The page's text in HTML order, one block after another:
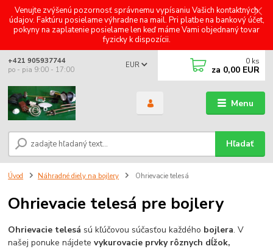
Venujte zvýšenú pozornosť správnemu vypísaniu Vašich kontaktných
údajov. Faktúru posielame výhradne na mail. Pri platbe na bankový účet,
pokyny na zaplatenie posielame len keď máme Vami objednaný tovar
fyzicky k dispozícii.
Menu
EUR
Hľadať
+421 905937744
po - pia 9:00 - 17:00
0 ks
za 0,00 EUR
Úvod Náhradné diely na bojlery Ohrievacie telesá
Ohrievacie telesá pre bojlery
Ohrievacie telesá sú kľúčovou súčasťou každého bojlera. V
našej ponuke nájdetevykurovacie prvky rôznych dĺžok,